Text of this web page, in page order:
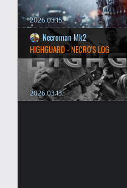
2026.03.15.
Necroman Mk2
HIGHGUARD - NECRO'S LOG
2026.03.13.